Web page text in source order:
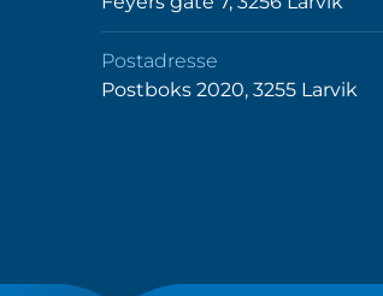
Postadresse
Postboks 2020, 3255 Larvik